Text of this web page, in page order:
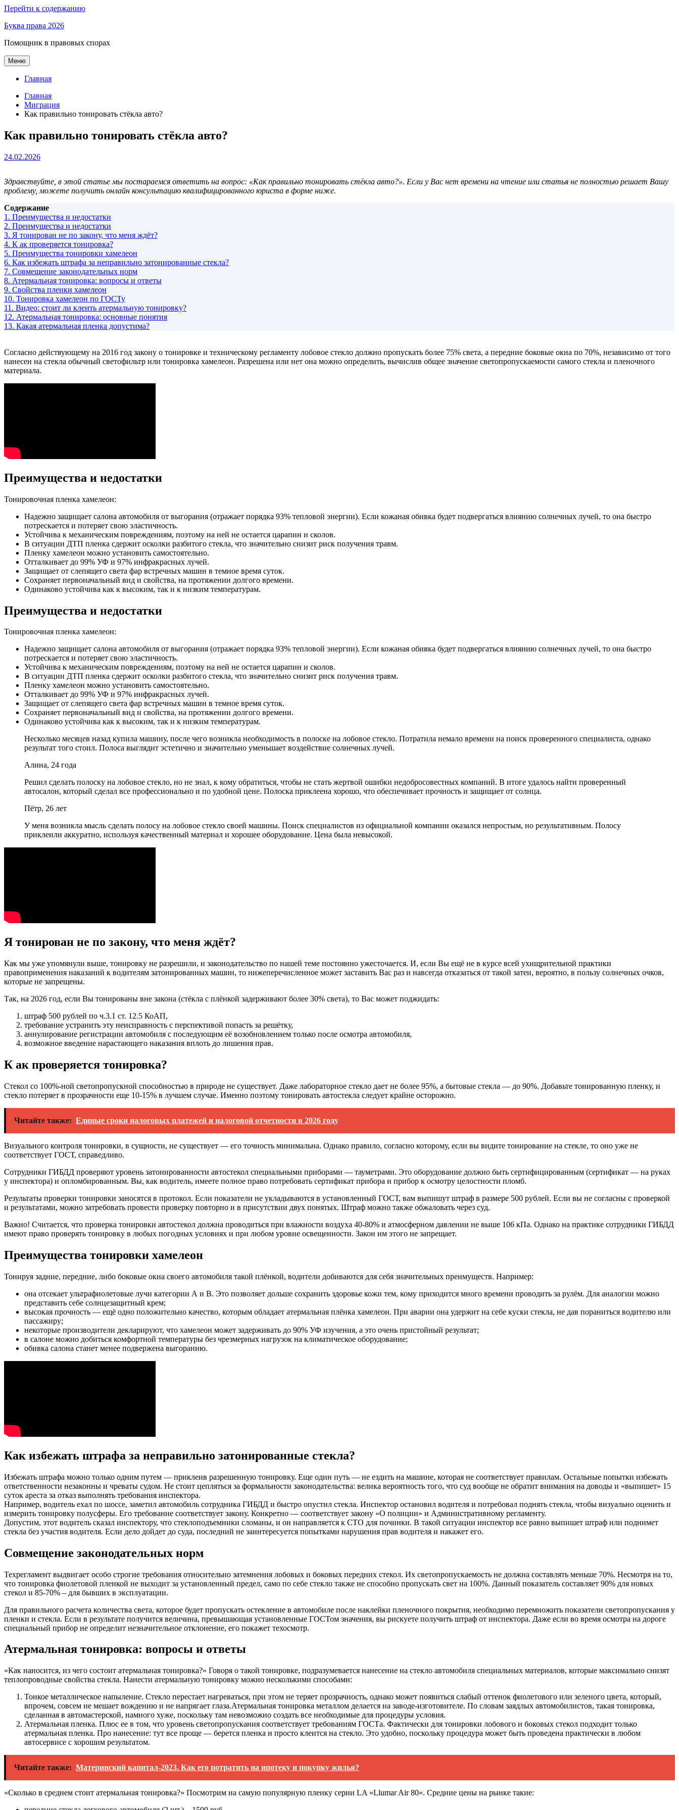
Перейти к содержанию
Буква права 2026
Помощник в правовых спорах
Меню
Главная
Главная
Миграция
Как правильно тонировать стёкла авто?
Как правильно тонировать стёкла авто?
24.02.2026
Здравствуйте, в этой статье мы постараемся ответить на вопрос: «Как правильно тонировать стёкла авто?». Если у Вас нет времени на чтение или статья не полностью решает Вашу
проблему, можете получить онлайн консультацию квалифицированного юриста в форме ниже.
Содержание
1. Преимущества и недостатки
2. Преимущества и недостатки
3. Я тонирован не по закону, что меня ждёт?
4. К ак проверяется тонировка?
5. Преимущества тонировки хамелеон
6. Как избежать штрафа за неправильно затонированные стекла?
7. Совмещение законодательных норм
8. Атермальная тонировка: вопросы и ответы
9. Свойства пленки хамелеон
10. Тонировка хамелеон по ГОСТу
11. Видео: стоит ли клеить атермальную тонировку?
12. Атермальная тонировка: основные понятия
13. Какая атермальная пленка допустима?
Согласно действующему на 2016 год закону о тонировке и техническому регламенту лобовое стекло должно пропускать более 75% света, а передние боковые окна по 70%, независимо от того
нанесен на стекла обычный светофильтр или тонировка хамелеон. Разрешена или нет она можно определить, вычислив общее значение светопропускаемости самого стекла и пленочного
материала.
Преимущества и недостатки
Тонировочная пленка хамелеон:
Надежно защищает салона автомобиля от выгорания (отражает порядка 93% тепловой энергии). Если кожаная обивка будет подвергаться влиянию солнечных лучей, то она быстро
потрескается и потеряет свою эластичность.
Устойчива к механическим повреждениям, поэтому на ней не остается царапин и сколов.
В ситуации ДТП пленка сдержит осколки разбитого стекла, что значительно снизит риск получения травм.
Пленку хамелеон можно установить самостоятельно.
Отталкивает до 99% УФ и 97% инфракрасных лучей.
Защищает от слепящего света фар встречных машин в темное время суток.
Сохраняет первоначальный вид и свойства, на протяжении долгого времени.
Одинаково устойчива как к высоким, так и к низким температурам.
Преимущества и недостатки
Тонировочная пленка хамелеон:
Надежно защищает салона автомобиля от выгорания (отражает порядка 93% тепловой энергии). Если кожаная обивка будет подвергаться влиянию солнечных лучей, то она быстро
потрескается и потеряет свою эластичность.
Устойчива к механическим повреждениям, поэтому на ней не остается царапин и сколов.
В ситуации ДТП пленка сдержит осколки разбитого стекла, что значительно снизит риск получения травм.
Пленку хамелеон можно установить самостоятельно.
Отталкивает до 99% УФ и 97% инфракрасных лучей.
Защищает от слепящего света фар встречных машин в темное время суток.
Сохраняет первоначальный вид и свойства, на протяжении долгого времени.
Одинаково устойчива как к высоким, так и к низким температурам.
Несколько месяцев назад купила машину, после чего возникла необходимость в полоске на лобовое стекло. Потратила немало времени на поиск проверенного специалиста, однако
результат того стоил. Полоса выглядит эстетично и значительно уменьшает воздействие солнечных лучей.
Алина, 24 года
Решил сделать полоску на лобовое стекло, но не знал, к кому обратиться, чтобы не стать жертвой ошибки недобросовестных компаний. В итоге удалось найти проверенный
автосалон, который сделал все профессионально и по удобной цене. Полоска приклеена хорошо, что обеспечивает прочность и защищает от солнца.
Пётр, 26 лет
У меня возникла мысль сделать полосу на лобовое стекло своей машины. Поиск специалистов из официальной компании оказался непростым, но результативным. Полосу
приклеили аккуратно, используя качественный материал и хорошее оборудование. Цена была невысокой.
Я тонирован не по закону, что меня ждёт?
Как мы уже упомянули выше, тонировку не разрешили, и законодательство по нашей теме постоянно ужесточается. И, если Вы ещё не в курсе всей ухищрительной практики
правоприменения наказаний к водителям затонированных машин, то нижеперечисленное может заставить Вас раз и навсегда отказаться от такой затеи, вероятно, в пользу солнечных очков,
которые не запрещены.
Так, на 2026 год, если Вы тонированы вне закона (стёкла с плёнкой задерживают более 30% света), то Вас может поджидать:
штраф 500 рублей по ч.3.1 ст. 12.5 КоАП,
требование устранить эту неисправность с перспективой попасть за решётку,
аннулирование регистрации автомобиля с последующим её возобновлением только после осмотра автомобиля,
возможное введение нарастающего наказания вплоть до лишения прав.
К ак проверяется тонировка?
Стекол со 100%-ной светопропускной способностью в природе не существует. Даже лабораторное стекло дает не более 95%, а бытовые стекла — до 90%. Добавьте тонированную пленку, и
стекло потеряет в прозрачности еще 10-15% в лучшем случае. Именно поэтому тонировать автостекла следует крайне осторожно.
Читайте также: Единые сроки налоговых платежей и налоговой отчетности в 2026 году
Визуального контроля тонировки, в сущности, не существует — его точность минимальна. Однако правило, согласно которому, если вы видите тонирование на стекле, то оно уже не
соответствует ГОСТ, справедливо.
Сотрудники ГИБДД проверяют уровень затонированности автостекол специальными приборами — тауметрами. Это оборудование должно быть сертифицированным (сертификат — на руках
у инспектора) и опломбированным. Вы, как водитель, имеете полное право потребовать сертификат прибора и прибор к осмотру целостности пломб.
Результаты проверки тонировки заносятся в протокол. Если показатели не укладываются в установленный ГОСТ, вам выпишут штраф в размере 500 рублей. Если вы не согласны с проверкой
и результатами, можно затребовать провести проверку повторно и в присутствии двух понятых. Штраф можно также обжаловать через суд.
Важно! Считается, что проверка тонировки автостекол должна проводиться при влажности воздуха 40-80% и атмосферном давлении не выше 106 кПа. Однако на практике сотрудники ГИБДД
имеют право проверять тонировку в любых погодных условиях и при любом уровне освещенности. Закон им этого не запрещает.
Преимущества тонировки хамелеон
Тонируя задние, передние, либо боковые окна своего автомобиля такой плёнкой, водители добиваются для себя значительных преимуществ. Например:
она отсекает ультрафиолетовые лучи категории А и В. Это позволяет дольше сохранить здоровье кожи тем, кому приходится много времени проводить за рулём. Для аналогии можно
представить себе солнцезащитный крем;
высокая прочность — ещё одно положительно качество, которым обладает атермальная плёнка хамелеон. При аварии она удержит на себе куски стекла, не дав пораниться водителю или
пассажиру;
некоторые производители декларируют, что хамелеон может задерживать до 90% УФ изучения, а это очень пристойный результат;
в салоне можно добиться комфортной температуры без чрезмерных нагрузок на климатическое оборудование;
обивка салона станет менее подвержена выгоранию.
Как избежать штрафа за неправильно затонированные стекла?
Избежать штрафа можно только одним путем — приклеив разрешенную тонировку. Еще один путь — не ездить на машине, которая не соответствует правилам. Остальные попытки избежать
ответственности незаконны и чреваты судом. Не стоит цепляться за формальности законодательства: велика вероятность того, что суд вообще не обратит внимания на доводы и «выпишет» 15
суток ареста за отказ выполнять требования инспектора.
Например, водитель ехал по шоссе, заметил автомобиль сотрудника ГИБДД и быстро опустил стекла. Инспектор остановил водителя и потребовал поднять стекла, чтобы визуально оценить и
измерить тонировку полусферы. Его требование соответствует закону. Конкретно — соответствует закону «О полиции» и Административному регламенту.
Допустим, этот водитель сказал инспектору, что стеклоподъемники сломаны, и он направляется к СТО для починки. В такой ситуации инспектор все равно выпишет штраф или поднимет
стекла без участия водителя. Если дело дойдет до суда, последний не заинтересуется попытками нарушения прав водителя и накажет его.
Совмещение законодательных норм
Техрегламент выдвигает особо строгие требования относительно затемнения лобовых и боковых передних стекол. Их светопропускаемость не должна составлять меньше 70%. Несмотря на то,
что тонировка фиолетовой пленкой не выходит за установленный предел, само по себе стекло также не способно пропускать свет на 100%. Данный показатель составляет 90% для новых
стекол и 85-70% – для бывших в эксплуатации.
Для правильного расчета количества света, которое будет пропускать остекление в автомобиле после наклейки пленочного покрытия, необходимо перемножить показатели светопропускания у
пленки и стекла. Если в результате получится величина, превышающая установленные ГОСТом значения, вы рискуете получить штраф от инспектора. Даже если во время осмотра на дороге
специальный прибор не определит незначительное отклонение, его покажет техосмотр.
Атермальная тонировка: вопросы и ответы
«Как наносится, из чего состоит атермальная тонировка?» Говоря о такой тонировке, подразумевается нанесение на стекло автомобиля специальных материалов, которые максимально снизят
теплопроводные свойства стекла. Нанести атермальную тонировку можно несколькими способами:
Тонкое металлическое напыление. Стекло перестает нагреваться, при этом не теряет прозрачность, однако может появиться слабый оттенок фиолетового или зеленого цвета, который,
впрочем, совсем не мешает вождению и не напрягает глаза.Атермальная тонировка металлом делается на заводе-изготовителе. По словам заядлых автомобилистов, такая тонировка,
сделанная в автомастерской, намного хуже, поскольку там невозможно создать все необходимые для процедуры условия.
Атермальная пленка. Плюс ее в том, что уровень светопропускания соответствует требованиям ГОСТа. Фактически для тонировки лобового и боковых стекол подходит только
атермальная пленка. Про нанесение: тут все проще — берется пленка и просто клеится на стекло. Это удобно, поскольку процедура может быть проведена практически в любом
автосервисе с хорошим результатом.
Читайте также: Материнский капитал-2023. Как его потратить на ипотеку и покупку жилья?
«Сколько в среднем стоит атермальная тонировка?» Посмотрим на самую популярную пленку серии LA «Llumar Air 80». Средние цены на рынке такие: